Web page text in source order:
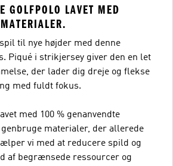
GOLFPOLO LAVET MED
til nye højder med denne
Piqué i strikjersey giver den en let
der lader dig dreje og flekse
med fuldt fokus.
med 100 % genanvendte
genbruge materialer, der allerede
vi med at reducere spild og
af begrænsede ressourcer og